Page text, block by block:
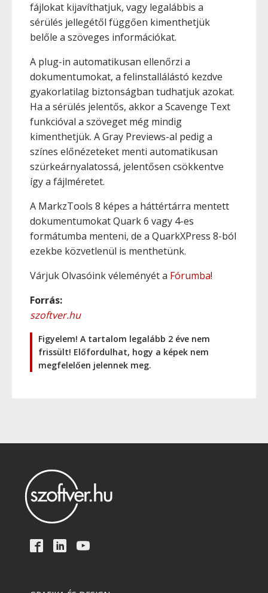
fájlokat kijavíthatjuk, vagy legalábbis a
sérülés jellegétől függően kimenthetjük
belőle a szöveges információkat.
A plug-in automatikusan ellenőrzi a
dokumentumokat, a felinstallálástó kezdve
gyakorlatilag biztonságban tudhatjuk azokat.
Ha a sérülés jelentős, akkor a Scavenge Text
funkcióval a szöveget még mindig
kimenthetjük. A Gray Previews-al pedig a
színes előnézeteket menti automatikusan
szürkeárnyalatossá, jelentősen csökkentve
így a fájlméretet.
A MarkzTools 8 képes a háttértárra mentett
dokumentumokat Quark 6 vagy 4-es
formátumba menteni, de a QuarkXPress 8-ból
ezekbe közvetlenül is menthetünk.
Várjuk Olvasóink véleményét a Fórumba!
Forrás:
szoftver.hu
Figyelem! A tartalom legalább 2 éve nem
frissült! Előfordulhat, hogy a képek nem
megfelelően jelennek meg.